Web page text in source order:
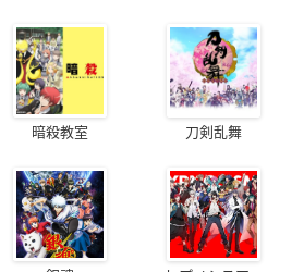
暗殺教室 刀剣乱舞